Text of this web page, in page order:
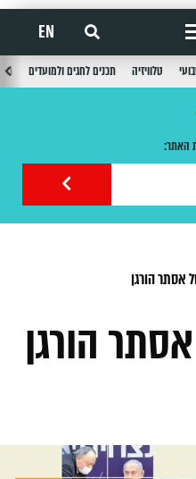
EN
טלוויזיה תכנים לחגים ולמועדים
האתר:
אסתר הורגן
הורגן